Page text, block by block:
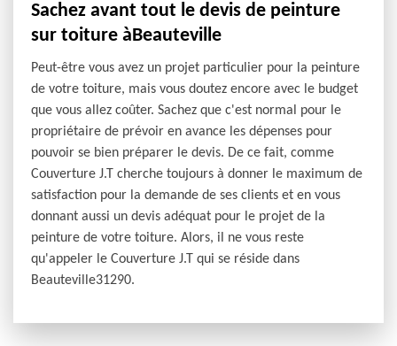
Sachez avant tout le devis de peinture
sur toiture àBeauteville
Peut-être vous avez un projet particulier pour la peinture
de votre toiture, mais vous doutez encore avec le budget
que vous allez coûter. Sachez que c'est normal pour le
propriétaire de prévoir en avance les dépenses pour
pouvoir se bien préparer le devis. De ce fait, comme
Couverture J.T cherche toujours à donner le maximum de
satisfaction pour la demande de ses clients et en vous
donnant aussi un devis adéquat pour le projet de la
peinture de votre toiture. Alors, il ne vous reste
qu'appeler le Couverture J.T qui se réside dans
Beauteville31290.